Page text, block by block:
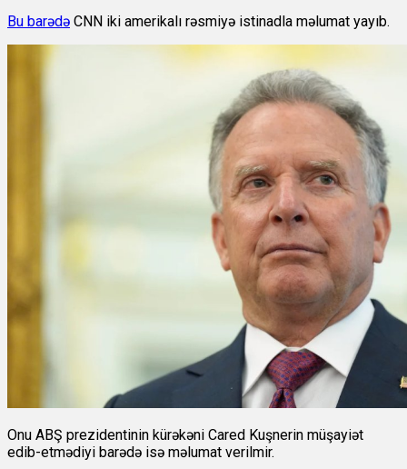
Bu barədə CNN iki amerikalı rəsmiyə istinadla məlumat yayıb.
Onu ABŞ prezidentinin kürəkəni Cared Kuşnerin müşayiət
edib-etmədiyi barədə isə məlumat verilmir.